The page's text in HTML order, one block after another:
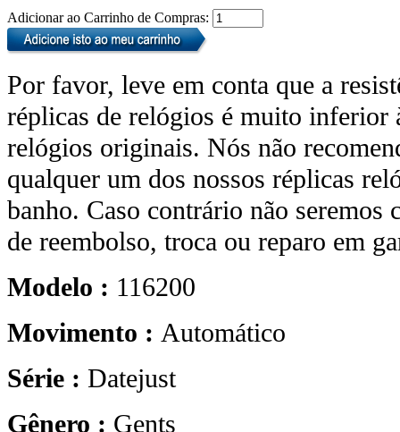
Adicionar ao Carrinho de Compras:
Por favor, leve em conta que a
réplicas de relógios é muito inferior
relógios originais. Nós não
qualquer um dos nossos réplicas
banho. Caso contrário não seremos
de reembolso, troca ou reparo em
Modelo : 116200
Movimento : Automático
Série : Datejust
Gênero : Gents